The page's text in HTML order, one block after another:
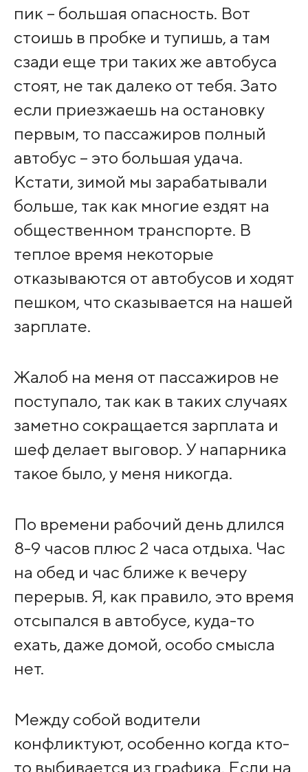
пик – большая опасность. Вот
стоишь в пробке и тупишь, а там
сзади еще три таких же автобуса
стоят, не так далеко от тебя. Зато
если приезжаешь на остановку
первым, то пассажиров полный
автобус – это большая удача.
Кстати, зимой мы зарабатывали
больше, так как многие ездят на
общественном транспорте. В
теплое время некоторые
отказываются от автобусов и ходят
пешком, что сказывается на нашей
зарплате.
Жалоб на меня от пассажиров не
поступало, так как в таких случаях
заметно сокращается зарплата и
шеф делает выговор. У напарника
такое было, у меня никогда.
По времени рабочий день длился
8-9 часов плюс 2 часа отдыха. Час
на обед и час ближе к вечеру
перерыв. Я, как правило, это время
отсыпался в автобусе, куда-то
ехать, даже домой, особо смысла
нет.
Между собой водители
конфликтуют, особенно когда кто-
то выбивается из графика. Если на